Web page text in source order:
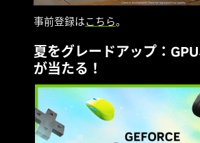
事前登録はこちら。
夏をグレードアップ：
が当たる！